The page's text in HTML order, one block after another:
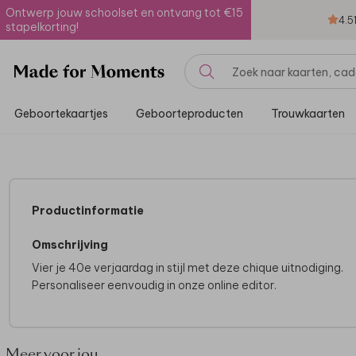
Ontwerp jouw schoolset en ontvang tot €15
stapelkorting!
4.51
Geboortekaartjes Geboorteproducten Trouwkaarten
Productinformatie
Omschrijving
Vier je 40e verjaardag in stijl met deze chique uitnodiging.
Personaliseer eenvoudig in onze online editor.